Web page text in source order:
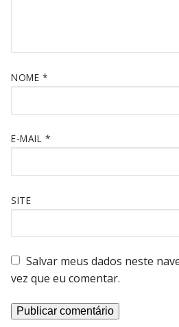
NOME *
E-MAIL *
SITE
Salvar meus dados neste
vez que eu comentar.